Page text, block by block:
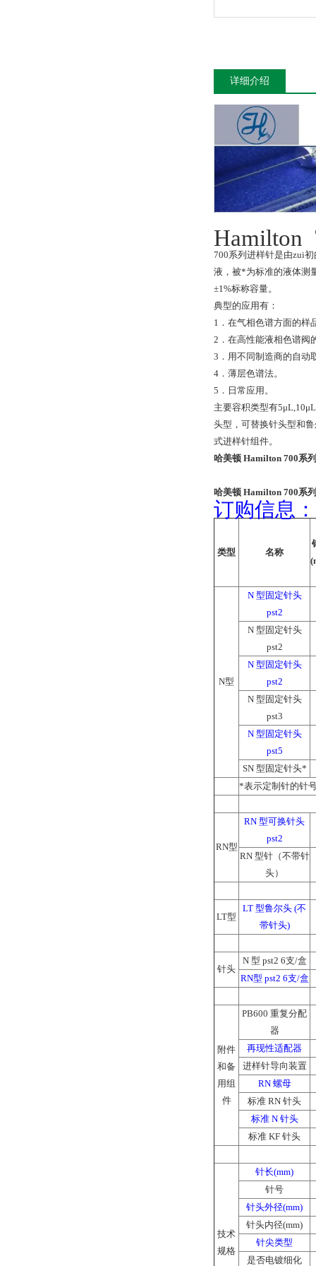
详细介绍
Hamilton
700系列进样针是由zui
液，被*为标准的液体测
±1%标称容量。
典型的应用有：
1．在气相色谱方面的样
2．在高性能液相色谱阀
3．用不同制造商的自动
4．薄层色谱法。
5．日常应用。
主要容积类型有
头型，可替换针头型和
式进样针组件。
哈美顿 Hamilton 700系
哈美顿 Hamilton 700系
订购信息：
类型 名称
N型
N 型固定针头
pst2
N 型固定针头
pst2
N 型固定针头
pst2
N 型固定针头
pst3
N 型固定针头
pst5
SN 型固定针头*
*表示定制针的针
RN型
RN 型可换针头
pst2
RN 型针（不带针
头）
LT型
LT 型鲁尔头 (不
带针头)
针头
N 型 pst2 6支/盒
RN型 pst2 6支/盒
附件
和备
用组
件
PB600 重复分配
器
再现性适配器
进样针导向装置
RN 螺母
标准 RN 针头
标准 N 针头
标准 KF 针头
技术
规格
针长(mm)
针号
针头外径(mm)
针头内径(mm)
针尖类型
是否电镀细化